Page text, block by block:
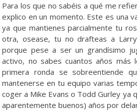
Para los que no sabéis a qué me
explico en un momento. Este es una
ya que mantienes parcialmente tu
otra, osease, tu no drafteas a
porque pese a ser un grandísimo
activo, no sabes cuantos años
primera ronda se sobreentiende
mantenerse en tu equipo varias
coger a Mike Evans o Todd Gurley ya
aparentemente buenos) años por